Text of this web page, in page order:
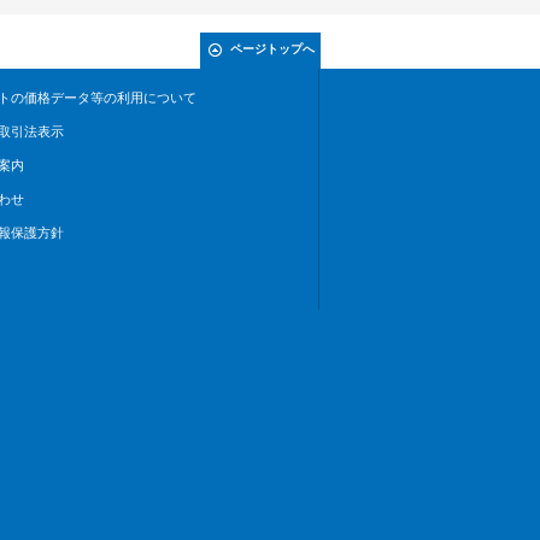
ページトップへ
の価格データ等の利用について
引法表示
内
せ
保護方針